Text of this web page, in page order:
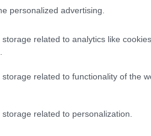
personalized advertising.
related to analytics like
related to functionality of the
related to personalization.
Ούρσουλα φον ντερ
είναι έτοιμη να
τα ερείπια του μη
Ρουμανία»